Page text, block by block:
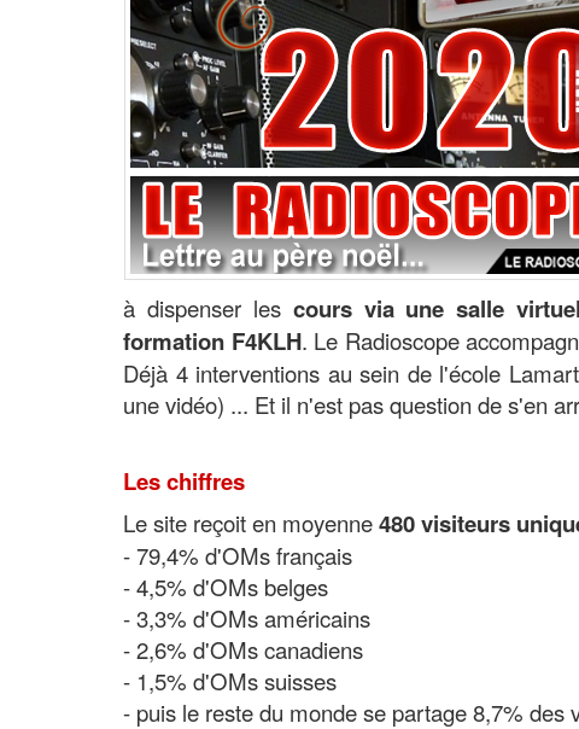
à dispenser les cours via une salle
formation F4KLH. Le Radioscope
Déjà 4 interventions au sein de l'école
une vidéo) ... Et il n'est pas question de s'en
Les chiffres
Le site reçoit en moyenne480 visiteurs
- 79,4% d'OMs français
- 4,5% d'OMs belges
- 3,3% d'OMs américains
- 2,6% d'OMs canadiens
- 1,5% d'OMs suisses
- puis le reste du monde se partage 8,7% des